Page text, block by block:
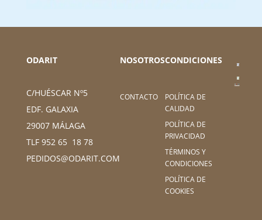
ODARIT
C/HUÉSCAR Nº5
EDF. GALAXIA
29007 MÁLAGA
TLF 952 65 18 78
PEDIDOS@ODARIT.COM
NOSOTROS
CONTACTO
CONDICIONES
POLÍTICA DE
CALIDAD
POLÍTICA DE
PRIVACIDAD
TÉRMINOS Y
CONDICIONES
POLÍTICA DE
COOKIES